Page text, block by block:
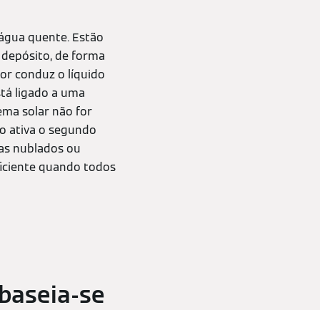
quente. Estão
de forma
conduz o líquido
ligado a uma
solar não for
ativa o segundo
nublados ou
quando todos
se